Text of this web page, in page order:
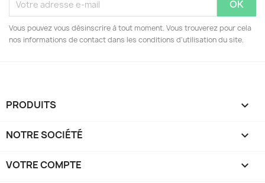
Vous pouvez vous désinscrire à tout moment. Vous trouverez pour cela
nos informations de contact dans les conditions d'utilisation du site.
PRODUITS 
NOTRE SOCIÉTÉ 
VOTRE COMPTE 